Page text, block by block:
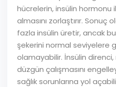
hücrelerin, insülin hormonu
almasını zorlaştırır. Sonuç
fazla insülin üretir, ancak
şekerini normal seviyelere
olamayabilir. İnsülin
düzgün çalışmasını
sağlık sorunlarına yol